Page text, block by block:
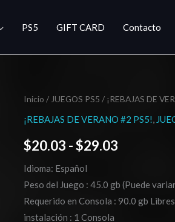
PS5 GIFT CARD Contacto
Inicio / JUEGOS PS5 / ¡REBAJAS DE
¡REBAJAS DE VERANO #2 PS5!,
$20.03 -$29.03
Rango
de
desde
$20.03
Idioma: Español
Peso del Juego : 45.0 gb (Puede
Requerido en Consola : 90.0 gb Libres
instalación : 1 Consola
Cronos:
The
Dawn
PS5
cantidad